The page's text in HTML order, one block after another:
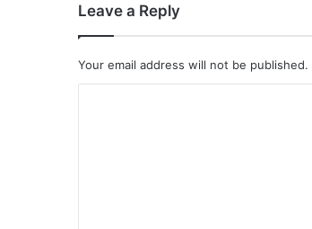
Leave a Reply
Your email address will not be published.